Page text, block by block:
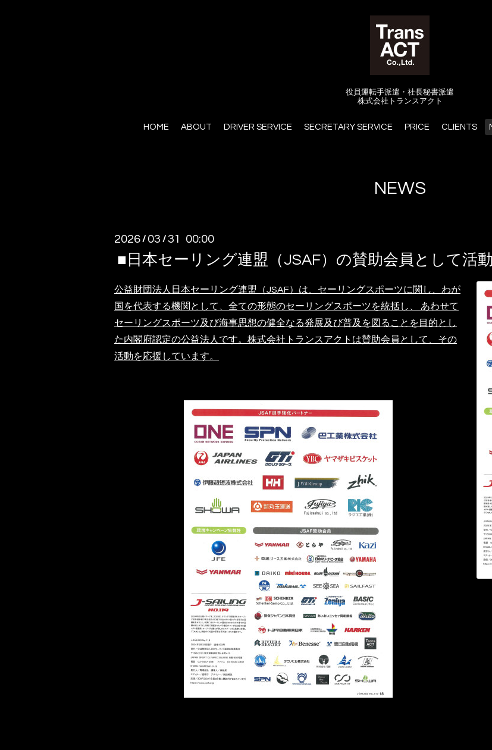
役員運転手派遣・社長秘書派遣
株式会社トランスアクト
HOME ABOUT DRIVER SERVICE SECRETARY SERVICE PRICE CLIENTS
NEWS
2026 / 03 /31 00:00
■日本セーリング連盟（JSAF）の賛助会員として活
公益財団法人日本セーリング連盟（JSAF）は、セーリングスポーツに関し、わが
国を代表する機関として、全ての形態のセーリングスポーツを統括し、 あわせて
セーリングスポーツ及び海事思想の健全なる発展及び普及を図ることを目的とし
た内閣府認定の公益法人です。株式会社トランスアクトは賛助会員として、その
活動を応援しています。